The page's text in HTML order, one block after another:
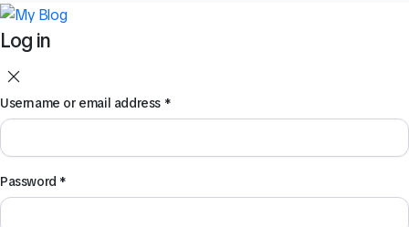
Log in
Username or email address *
Password *